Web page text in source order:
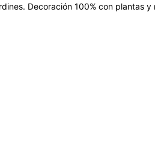
Decoración 100% con plantas y